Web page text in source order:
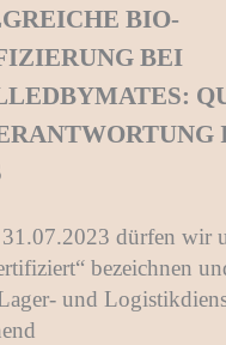
BIO-
BEI
31.07.2023 dürfen wir
bezeichnen
und